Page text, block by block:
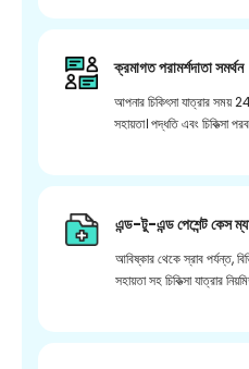
ক্রমাগত পরামর্শদাতা সমর্থন
আপনার চিকিৎসা যাত্রার সময়
সহায়তা। পদ্ধতি এবং চিকিত্সা
এন্ড-টু-এন্ড পেশেন্ট কেস
আবিষ্কার থেকে স্রাব পর্যন্ত,
সহায়তা সহ চিকিত্সা যাত্রার